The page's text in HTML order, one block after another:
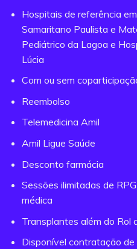
Hospitais de referência
Samaritano Paulista e
Pediátrico da Lagoa e
Lúcia
Com ou sem
Reembolso
Telemedicina Amil
Amil Ligue Saúde
Desconto farmácia
Sessões ilimitadas de
médica
Transplantes além do Rol
Disponível contratação